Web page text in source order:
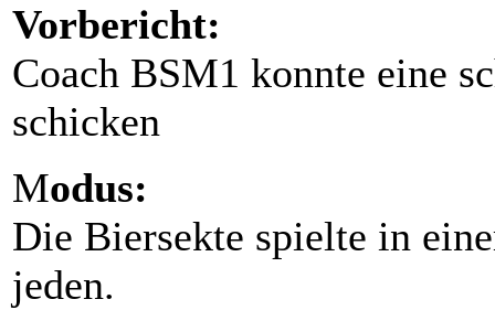
Vorbericht:
Coach BSM1 konnte eine
schicken
Modus:
Die Biersekte spielte in
jeden.